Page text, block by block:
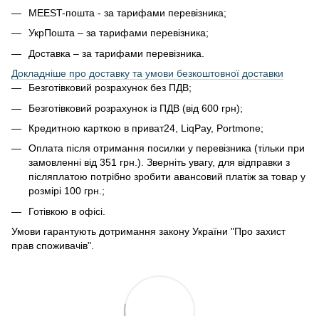
MEEST-пошта - за тарифами перевізника;
УкрПошта – за тарифами перевізника;
Доставка – за тарифами перевізника.
Докладніше про доставку та умови безкоштовної доставки
Безготівковий розрахунок без ПДВ;
Безготівковий розрахунок із ПДВ (від 600 грн);
Кредитною карткою в приват24, LiqPay, Portmone;
Оплата після отримання посилки у перевізника (тільки при
замовленні від 351 грн.). Зверніть увагу, для відправки з
післяплатою потрібно зробити авансовий платіж за товар у
розмірі 100 грн.;
Готівкою в офісі.
Умови гарантують дотримання закону України "Про захист
прав споживачів".